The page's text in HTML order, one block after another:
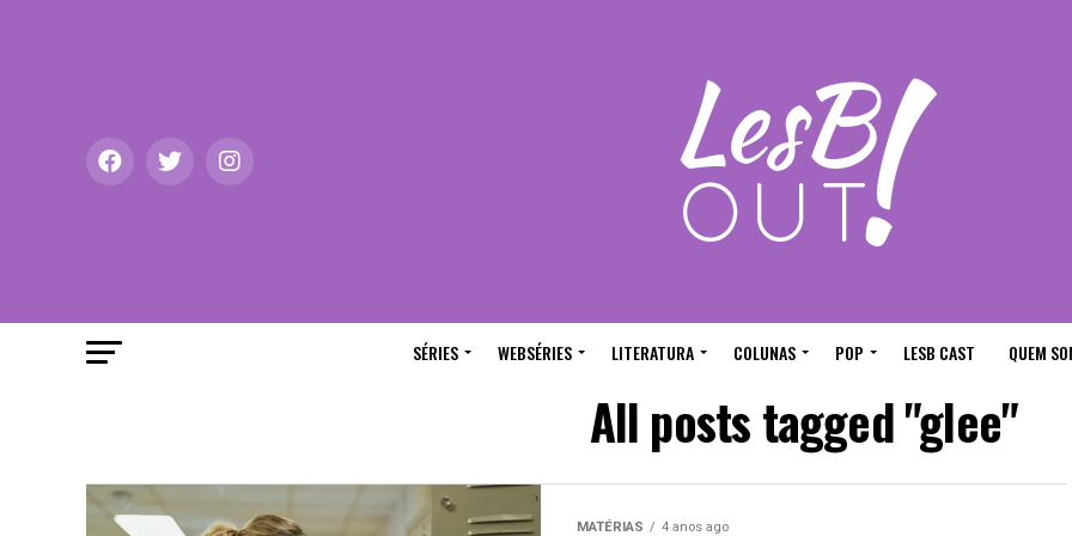
SÉRIES WEBSÉRIES LITERATURA COLUNAS POP LESB CAST QUEM
All posts tagged "glee"
MATÉRIAS 4 anos ago